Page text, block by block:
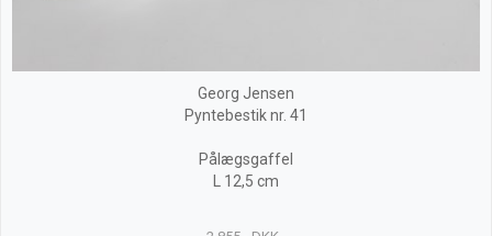
Georg Jensen
Pyntebestik nr. 41
Pålægsgaffel
L 12,5 cm